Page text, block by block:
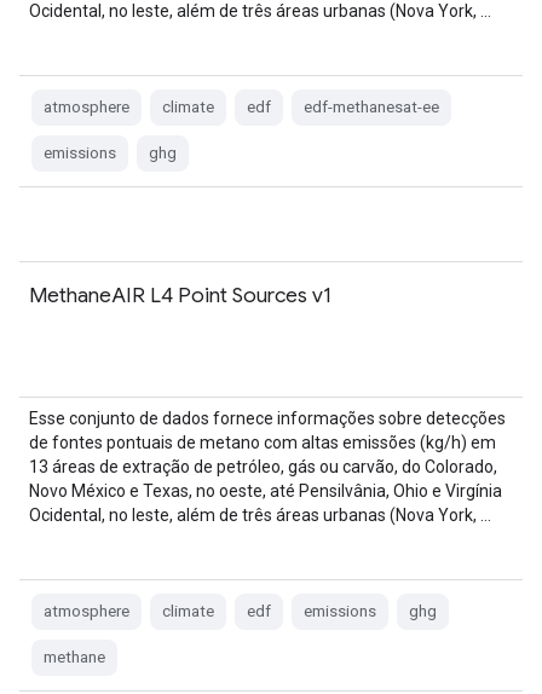
Ocidental, no leste, além de três áreas urbanas (Nova York, …
atmosphere climate edf edf-methanesat-ee
emissions ghg
MethaneAIR L4 Point Sources v1
Esse conjunto de dados fornece informações sobre detecções
de fontes pontuais de metano com altas emissões (kg/h) em
13 áreas de extração de petróleo, gás ou carvão, do Colorado,
Novo México e Texas, no oeste, até Pensilvânia, Ohio e Virgínia
Ocidental, no leste, além de três áreas urbanas (Nova York, …
atmosphere climate edf emissions ghg
methane